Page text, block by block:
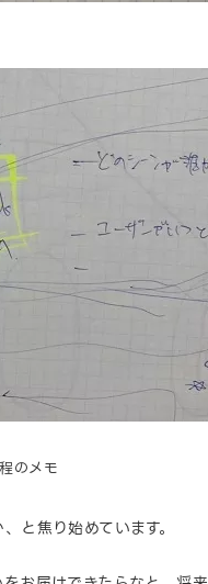
のメモ
と焦り始めています。